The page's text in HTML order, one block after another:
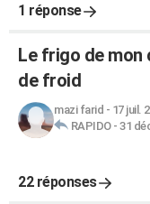
1 réponse
Le frigo de mon
de froid
mazi farid - 17 juil.
RAPIDO- 31
22 réponses